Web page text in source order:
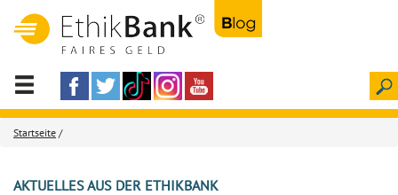
Startseite /
AKTUELLES AUS DER ETHIKBANK